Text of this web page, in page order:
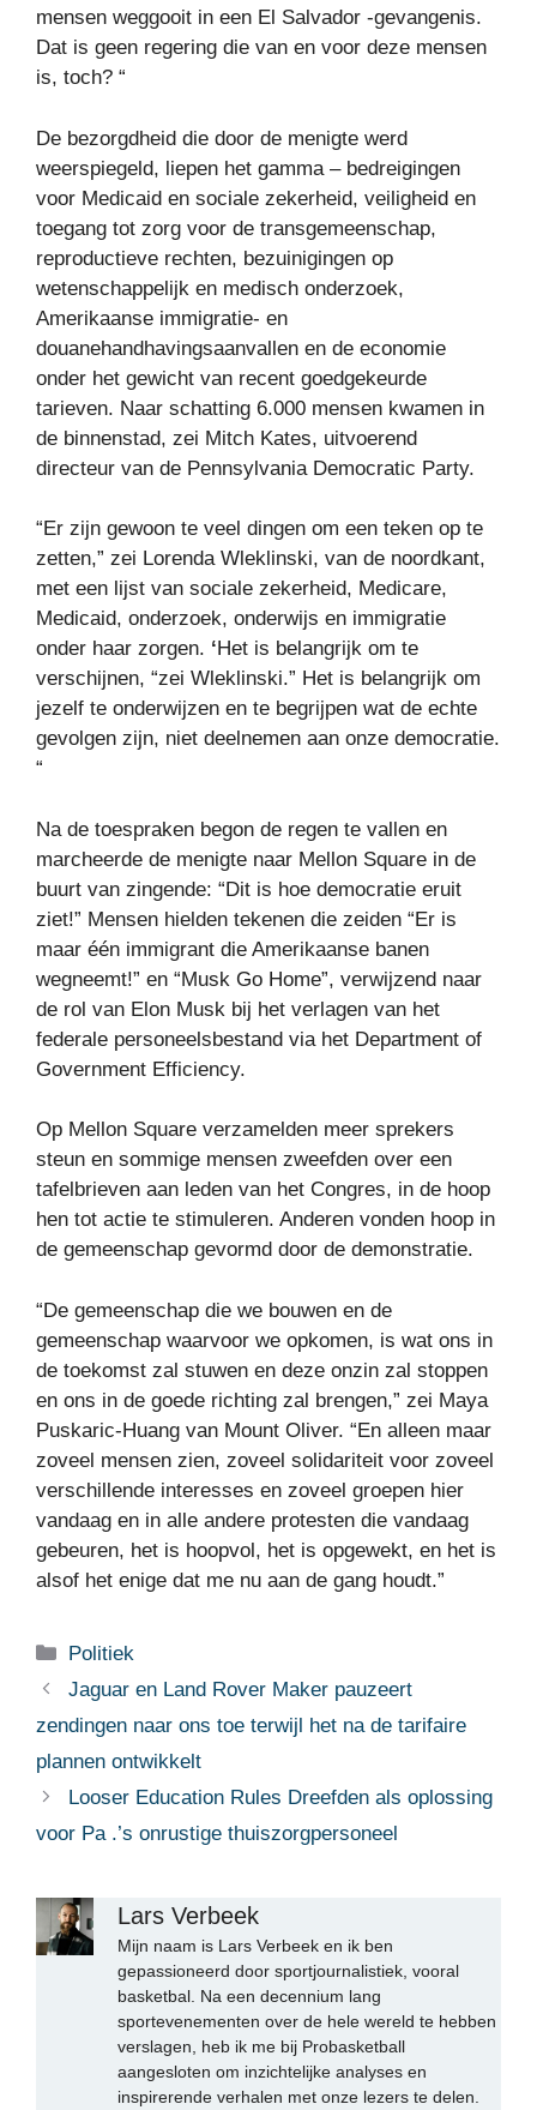
mensen weggooit in een El Salvador -gevangenis.
Dat is geen regering die van en voor deze mensen
is, toch? “
De bezorgdheid die door de menigte werd
weerspiegeld, liepen het gamma – bedreigingen
voor Medicaid en sociale zekerheid, veiligheid en
toegang tot zorg voor de transgemeenschap,
reproductieve rechten, bezuinigingen op
wetenschappelijk en medisch onderzoek,
Amerikaanse immigratie- en
douanehandhavingsaanvallen en de economie
onder het gewicht van recent goedgekeurde
tarieven. Naar schatting 6.000 mensen kwamen in
de binnenstad, zei Mitch Kates, uitvoerend
directeur van de Pennsylvania Democratic Party.
“Er zijn gewoon te veel dingen om een ​​teken op te
zetten,” zei Lorenda Wleklinski, van de noordkant,
met een lijst van sociale zekerheid, Medicare,
Medicaid, onderzoek, onderwijs en immigratie
onder haar zorgen. ‘ Het is belangrijk om te
verschijnen, “zei Wleklinski.” Het is belangrijk om
jezelf te onderwijzen en te begrijpen wat de echte
gevolgen zijn, niet deelnemen aan onze democratie.
“
Na de toespraken begon de regen te vallen en
marcheerde de menigte naar Mellon Square in de
buurt van zingende: “Dit is hoe democratie eruit
ziet!” Mensen hielden tekenen die zeiden “Er is
maar één immigrant die Amerikaanse banen
wegneemt!” en “Musk Go Home”, verwijzend naar
de rol van Elon Musk bij het verlagen van het
federale personeelsbestand via het Department of
Government Efficiency.
Op Mellon Square verzamelden meer sprekers
steun en sommige mensen zweefden over een
tafelbrieven aan leden van het Congres, in de hoop
hen tot actie te stimuleren. Anderen vonden hoop in
de gemeenschap gevormd door de demonstratie.
“De gemeenschap die we bouwen en de
gemeenschap waarvoor we opkomen, is wat ons in
de toekomst zal stuwen en deze onzin zal stoppen
en ons in de goede richting zal brengen,” zei Maya
Puskaric-Huang van Mount Oliver. “En alleen maar
zoveel mensen zien, zoveel solidariteit voor zoveel
verschillende interesses en zoveel groepen hier
vandaag en in alle andere protesten die vandaag
gebeuren, het is hoopvol, het is opgewekt, en het is
alsof het enige dat me nu aan de gang houdt.”
Categorieën
Politiek
Jaguar en Land Rover Maker pauzeert
zendingen naar ons toe terwijl het na de tarifaire
plannen ontwikkelt
Looser Education Rules Dreefden als oplossing
voor Pa .’s onrustige thuiszorgpersoneel
Lars Verbeek
Mijn naam is Lars Verbeek en ik ben
gepassioneerd door sportjournalistiek, vooral
basketbal. Na een decennium lang
sportevenementen over de hele wereld te hebben
verslagen, heb ik me bij Probasketball
aangesloten om inzichtelijke analyses en
inspirerende verhalen met onze lezers te delen.